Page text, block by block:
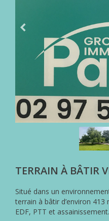
QUI
EST
SERVICES
MA
SÉLECTION
PARKI
TERRAIN À BÂTIR
Situé dans un
terrain à bâtir d’environ 413
EDF, PTT et assainissement.